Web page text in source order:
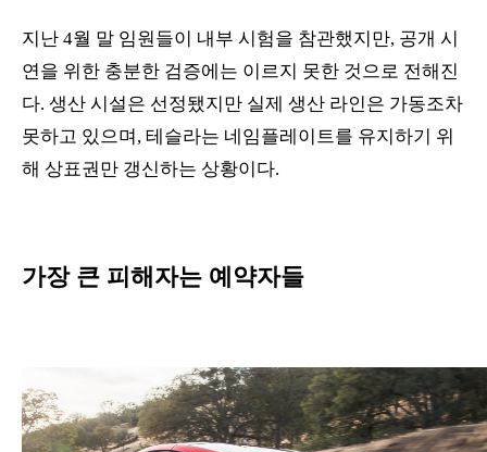
지난 4월 말 임원들이 내부 시험을 참관했지만, 공개 시
연을 위한 충분한 검증에는 이르지 못한 것으로 전해진
다. 생산 시설은 선정됐지만 실제 생산 라인은 가동조차
못하고 있으며, 테슬라는 네임플레이트를 유지하기 위
해 상표권만 갱신하는 상황이다.
가장 큰 피해자는 예약자들